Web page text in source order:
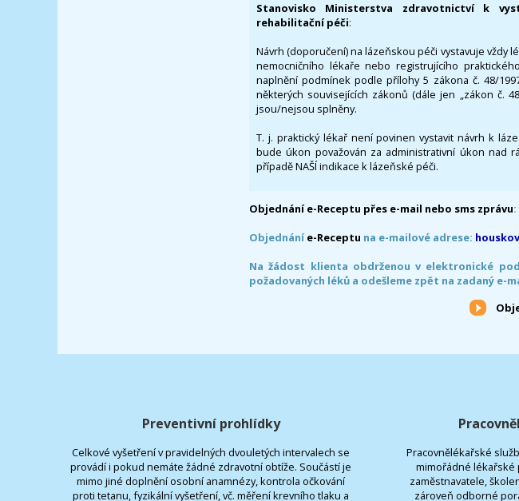
Stanovisko Ministerstva zdravotnictví k
rehabilitační péči:
Návrh (doporučení) na lázeňskou péči vystavuje vždy
nemocničního lékaře nebo registrujícího
naplnění podmínek podle přílohy 5 zákona č. 48/
některých souvisejících zákonů (dále jen „zákon č.
jsou/nejsou splněny.
T. j. praktický lékař není povinen vystavit návrh k
bude úkon považován za administrativní úkon nad
případě NAŠÍ indikace k lázeňské péči.
Objednání e-Receptu přes e-mail nebo sms zprávu:
Objednáníe-Receptu na e-mailové adrese:
Na žádost klienta obdrženou v elektronické
požadovaných léků a odešleme zpět na zadaný
Preventivní prohlídky
Celkové vyšetření v pravidelných dvouletých intervalech se
provádí i pokud nemáte žádné zdravotní obtíže. Součástí je
mimo jiné doplnění osobní anamnézy, kontrola očkování
proti tetanu, fyzikální vyšetření, vč. měření krevního tlaku a
Pracovnělékařské
mimořádné lékařské
zaměstnavatele,
zároveň odborné